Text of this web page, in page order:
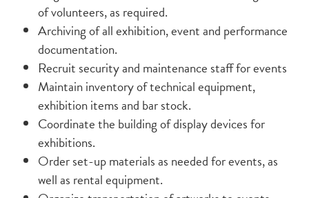
of volunteers, as required.
Archiving of all exhibition, event and performance
documentation.
Recruit security and maintenance staff for events
Maintain inventory of technical equipment,
exhibition items and bar stock.
Coordinate the building of display devices for
exhibitions.
Order set-up materials as needed for events, as
well as rental equipment.